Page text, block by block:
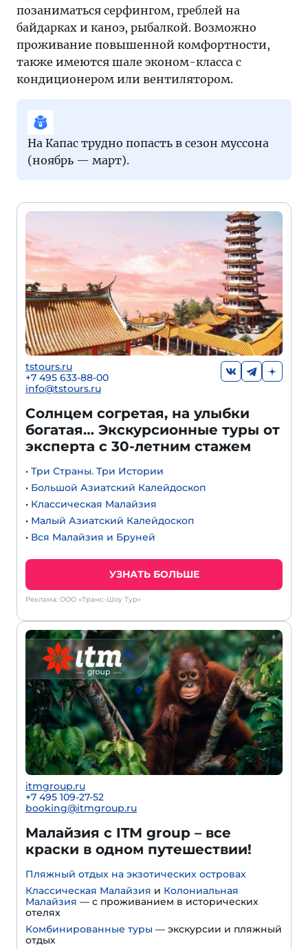
позаниматься серфингом, греблей на
байдарках и каноэ, рыбалкой. Возможно
проживание повышенной комфортности,
также имеются шале эконом-класса с
кондиционером или вентилятором.
На Капас трудно попасть в сезон муссона
(ноябрь — март).
tstours.ru
+7 495 633-88-00
info@tstours.ru
Солнцем согретая, на улыбки
богатая… Экскурсионные туры от
эксперта с 30-летним стажем
• Три Страны. Три Истории
• Большой Азиатский Калейдоскоп
• Классическая Малайзия
• Малый Азиатский Калейдоскоп
• Вся Малайзия и Бруней
УЗНАТЬ БОЛЬШЕ
Реклама: ООО «Транс-Шоу Тур»
itmgroup.ru
+7 495 109-27-52
booking@itmgroup.ru
Малайзия с ITM group – все
краски в одном путешествии!
Пляжный отдых на экзотических островах
Классическая Малайзия и Колониальная
Малайзия — с проживанием в исторических
отелях
Комбинированные туры — экскурсии и пляжный
отдых